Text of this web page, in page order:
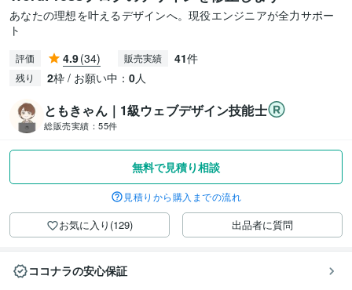
あなたの理想を叶えるデザインへ。現役エンジニアが全力サポー
ト
評価 4.9(34) 販売実績 41件
残り 2枠 / お願い中： 0人
ともきゃん｜1級ウェブデザイン技能士
総販売実績： 55件
無料で見積り相談
見積りから購入までの流れ
お気に入り(129) 出品者に質問
ココナラの安心保証